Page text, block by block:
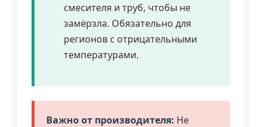
смесителя и труб, чтобы не
замёрзла. Обязательно для
регионов с отрицательными
температурами.
Важно от производителя: Не